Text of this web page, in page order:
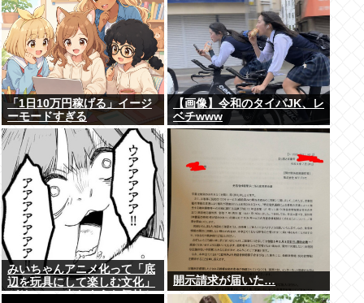
「1日10万円稼げる」イージ
ーモードすぎる
【画像】令和のタイパJK、レ
ベチwww
みいちゃんアニメ化って「底
辺を玩具にして楽しむ文化」
がリアルに出たような気持ち
開示請求が届いた…